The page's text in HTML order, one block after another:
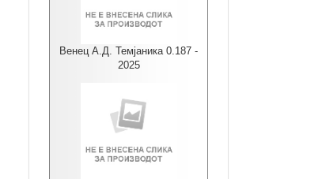
Венец А.Д. Темјаника 0.187 -
2025